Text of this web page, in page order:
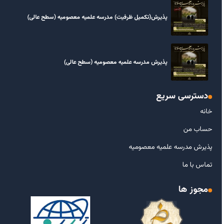
پذیرش(تکمیل ظرفیت) مدرسه علمیه معصومیه‌ (سطح عالی)
پذیرش مدرسه علمیه معصومیه‌ (سطح عالی)
دسترسی سریع
خانه
حساب من
پذیرش مدرسه علمیه معصومیه
تماس با ما
مجوز ها